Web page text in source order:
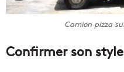
Camion pizza
Confirmer son style